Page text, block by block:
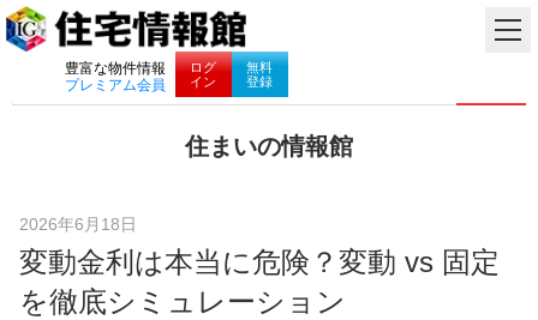
豊富な物件情報
プレミアム会員
ログ
イン
無料
登録
ナビゲーション
住まいの情報館
い
暮
し
2026年6月18日
変動金利は本当に危険？変動 vs 固定
を徹底シミュレーション